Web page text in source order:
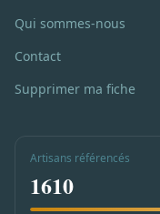
Qui sommes-nous
Contact
Supprimer ma fiche
Artisans référencés
1610